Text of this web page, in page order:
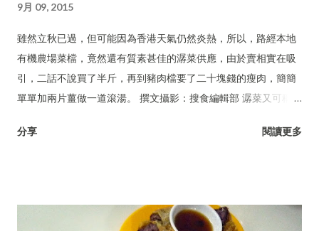
9月 09, 2015
雖然立秋已過，但可能因為香港天氣仍然炎熱，所以，路經本地
有機農場菜檔，竟然還有質素甚佳的潺菜供應，由於賣相實在吸
引，二話不說買了半斤，再到豬肉檔要了二十塊錢的瘦肉，簡簡
單單加兩片薑做一道滾湯。 撰文攝影：搜食編輯部 潺菜又可稱木
分享 閱讀更多